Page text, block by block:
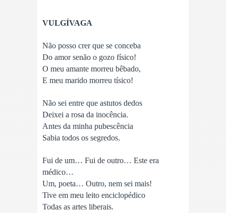
VULGÍVAGA
Não posso crer que se conceba
Do amor senão o gozo físico!
O meu amante morreu bêbado,
E meu marido morreu tísico!
Não sei entre que astutos dedos
Deixei a rosa da inocência.
Antes da minha pubescência
Sabia todos os segredos.
Fui de um… Fui de outro… Este era
médico…
Um, poeta… Outro, nem sei mais!
Tive em meu leito enciclopédico
Todas as artes liberais.